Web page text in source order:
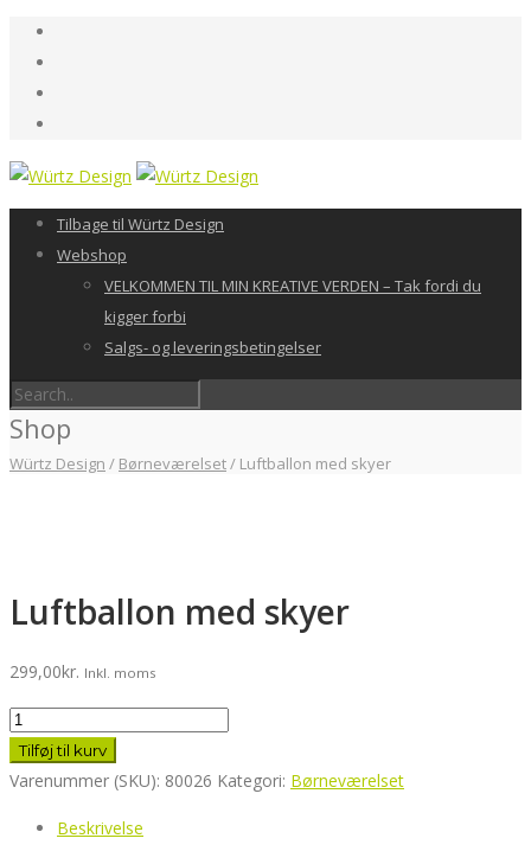
Tilbage til Würtz Design
Webshop
VELKOMMEN TIL MIN KREATIVE VERDEN – Tak fordi du
kigger forbi
Salgs- og leveringsbetingelser
Shop
Würtz Design / Børneværelset/ Luftballon med skyer
Luftballon med skyer
299,00kr. Inkl. moms
Luftballon
med
skyer
Tilføj til kurv
Varenummer (SKU): 80026 Kategori: Børneværelset
Beskrivelse